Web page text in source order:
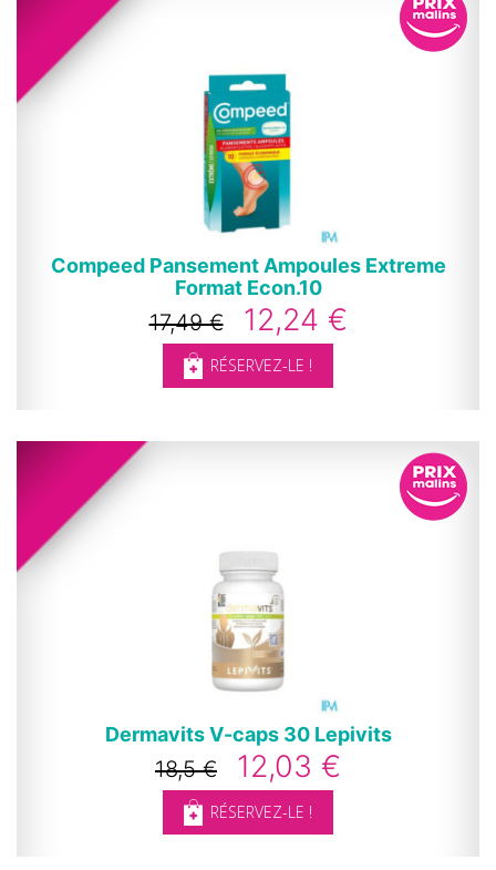
Compeed Pansement Ampoules Extreme
Format Econ.10
17,49 € 12,24 €
RÉSERVEZ-LE !
Dermavits V-caps 30 Lepivits
18,5 € 12,03 €
RÉSERVEZ-LE !